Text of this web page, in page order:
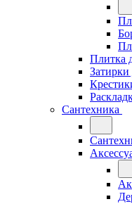
Плитка
Сантехника